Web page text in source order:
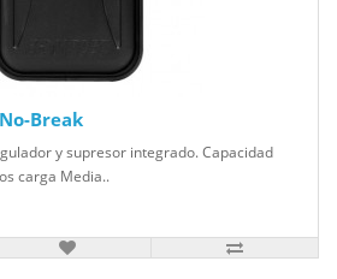
Break
y supresor integrado. Capacidad
carga Media..